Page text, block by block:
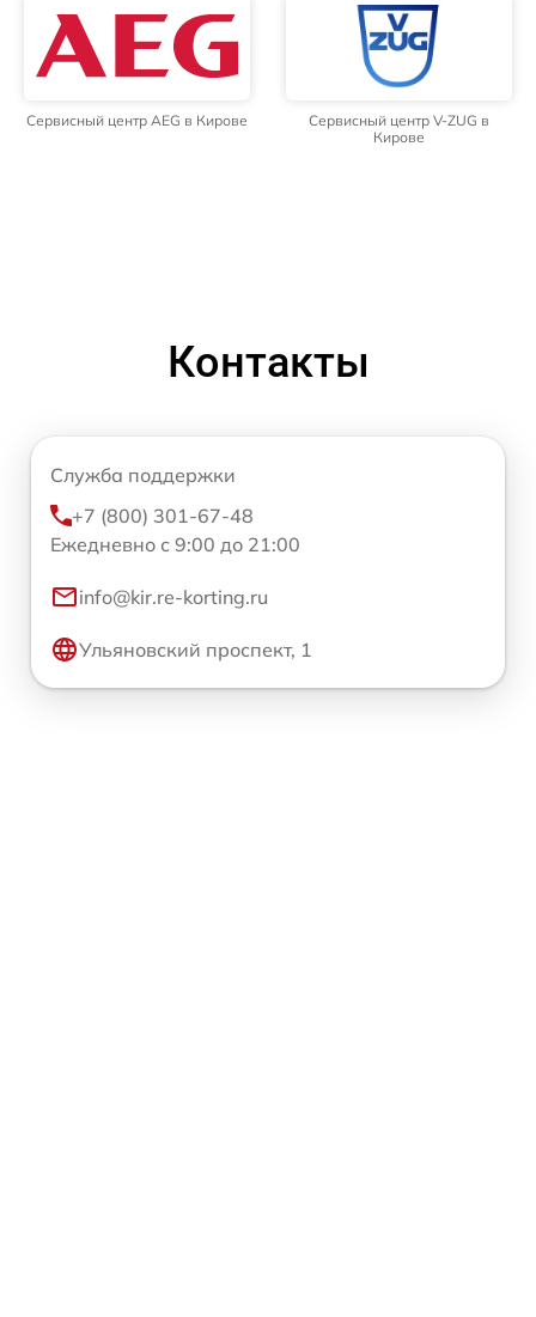
Сервисный центр AEG в Кирове
Сервисный центр V-ZUG в
Кирове
Контакты
Служба поддержки
+7 (800) 301-67-48
Ежедневно с 9:00 до 21:00
info@kir.re-korting.ru
Ульяновский проспект, 1